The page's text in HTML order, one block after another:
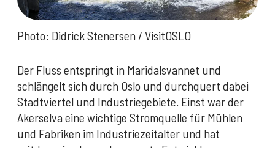
Photo: Didrick Stenersen / VisitOSLO
Der Fluss entspringt in Maridalsvannet und
schlängelt sich durch Oslo und durchquert dabei
Stadtviertel und Industriegebiete. Einst war der
Akerselva eine wichtige Stromquelle für Mühlen
und Fabriken im Industriezeitalter und hat